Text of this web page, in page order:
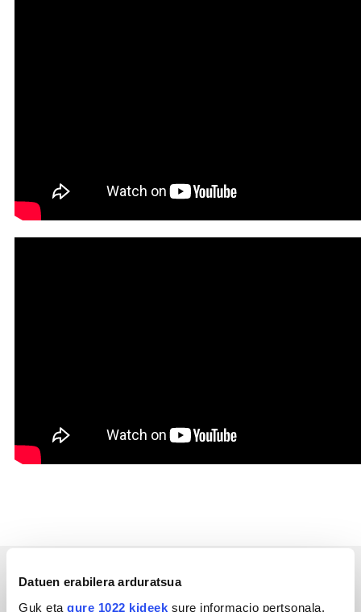
Datuen erabilera arduratsua
Guk eta gure 1022 kideek sure informacio pertsonala,
Gipuzkoa